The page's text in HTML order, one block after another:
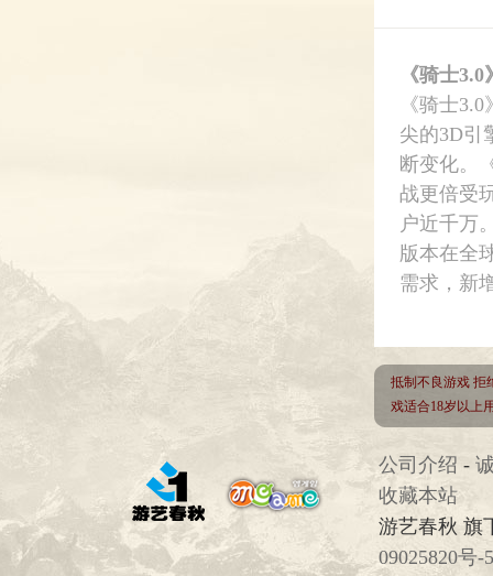
《骑士
《骑士
尖的3D引
断变化。
战更倍受
户近千万
版本在全
需求，新
抵制不良游戏 拒
戏适合18岁以上
公司介绍 -
收藏本站
游艺春秋 旗
09025820号-5